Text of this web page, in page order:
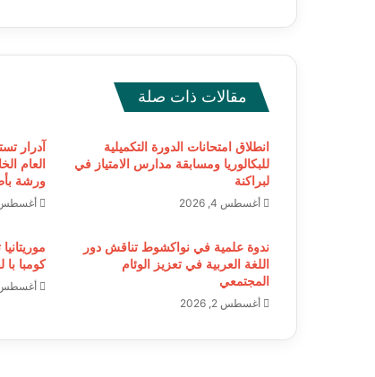
مقالات ذات صلة
انطلاق امتحانات الدورة التكميلية
للبكالوريا ومسابقة مدارس الامتياز في
لبراكنة
أغسطس 4, 2026
آدرار
العام
ورشة
أغسطس 4,
ندوة علمية في نواكشوط تناقش دور
اللغة العربية في تعزيز الوئام
المجتمعي
أغسطس 2, 2026
كومبا با
أغسطس 1,